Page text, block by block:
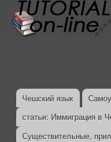
Главное меню
Чешский язык
статьи: Иммиграция в
Существительные,